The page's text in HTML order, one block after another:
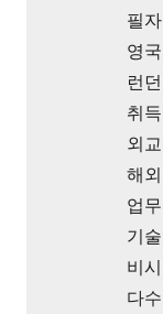
필
영
런
취
외
해
업
기
비
다